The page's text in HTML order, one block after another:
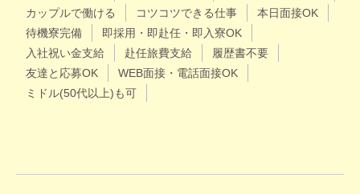
カップルで働ける
コツコツできる仕事
本日面接OK
待機寮完備
即採用・即赴任・即入寮OK
入社祝い金支給
赴任旅費支給
履歴書不要
友達と応募OK
WEB面接・電話面接OK
ミドル(50代以上)も可